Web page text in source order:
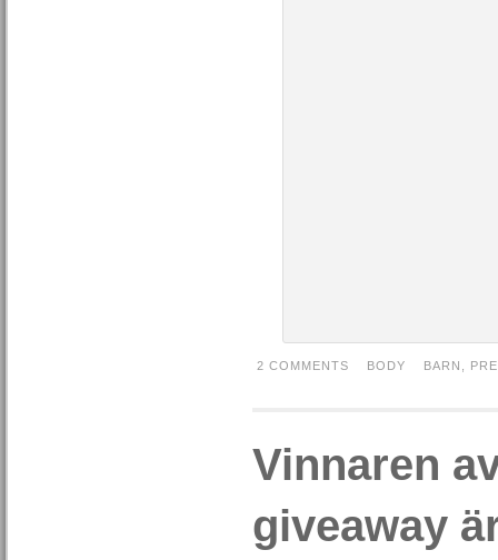
2 COMMENTS BODY BARN
Vinnaren
giveaway